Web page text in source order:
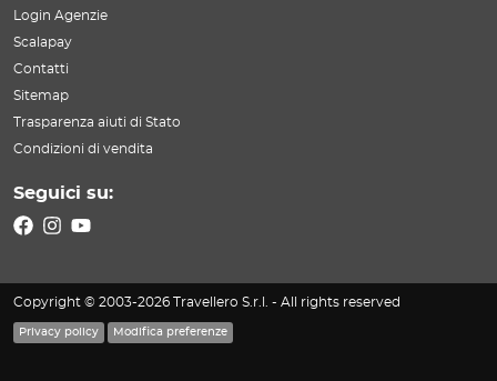
Login Agenzie
Scalapay
Contatti
Sitemap
Trasparenza aiuti di Stato
Condizioni di vendita
Seguici su:
Copyright © 2003-2026 Travellero S.r.l. - All rights reserved
Privacy policy Modifica preferenze